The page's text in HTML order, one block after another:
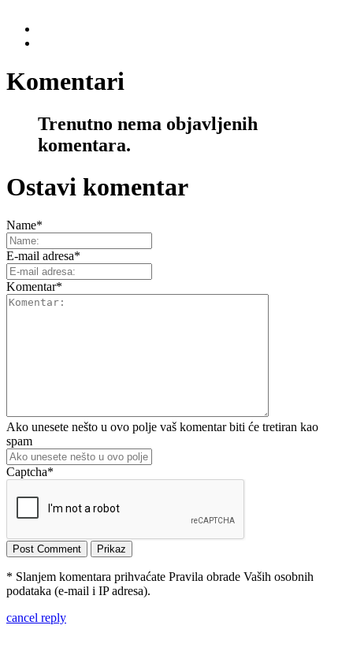
Komentari
Trenutno nema objavljenih
komentara.
Ostavi komentar
Name*
E-mail adresa*
Komentar*
Ako unesete nešto u ovo polje vaš komentar biti će tretiran kao
spam
Captcha*
* Slanjem komentara prihvaćate Pravila obrade Vaših osobnih
podataka (e-mail i IP adresa).
cancel reply